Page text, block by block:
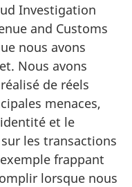
Investigation
and Customs
nous avons
Nous avons
de réels
menaces,
et le
les transactions
frappant
lorsque nous